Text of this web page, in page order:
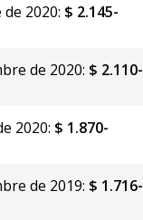
2020: $ 2.145-
de 2020: $ 2.110-
2020: $ 1.870-
de 2019: $ 1.716-